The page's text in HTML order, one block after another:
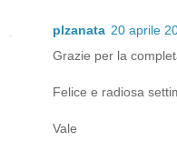
plzanata 20 aprile
Grazie per la
Felice e radiosa
Vale